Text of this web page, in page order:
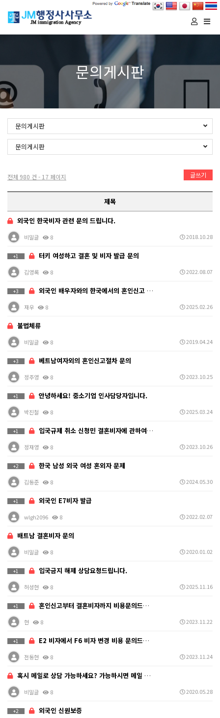
문의게시판
문의게시판
문의게시판
전체 980 건 - 17 페이지 글쓰기
제목
외국인 한국비자 관련 문의 드립니다.
비밀글 8 2018.10.28
+1 터키 여성하고 결혼 및 비자 발급 문의
김영록 8 2022.08.07
+3 외국인 배우자와의 한국에서의 혼인신고 및 F6 비자 발…
재우 8 2025.02.26
불법체류
비밀글 8 2019.04.24
+3 베트남여자외의 혼인신고절차 문의
정주영 8 2023.10.25
+1 안녕하세요! 중소기업 인사담당자입니다.
박진철 8 2025.03.24
+1 입국규제 취소 신청민 결혼비자에 관하여 문의 합니다
정재영 8 2023.10.26
+2 한국 남성 외국 여성 혼외자 문제
김동준 8 2024.05.30
+1 외국인 E7비자 발급
wlgh2096 8 2022.02.07
배트남 결혼비자 문의
비밀글 8 2020.01.02
+1 입국금지 해제 상담요청드립니다.
허성현 8 2025.11.16
+1 혼인신고부터 결혼비자까지 비용문의드립니다.
현 8 2023.11.22
+1 E2 비자에서 F6 비자 변경 비용 문의드립니다.
전동현 8 2023.11.24
혹시 메일로 상담 가능하세요? 가능하시면 메일 주소 알…
비밀글 8 2020.05.28
+2 외국인 신원보증